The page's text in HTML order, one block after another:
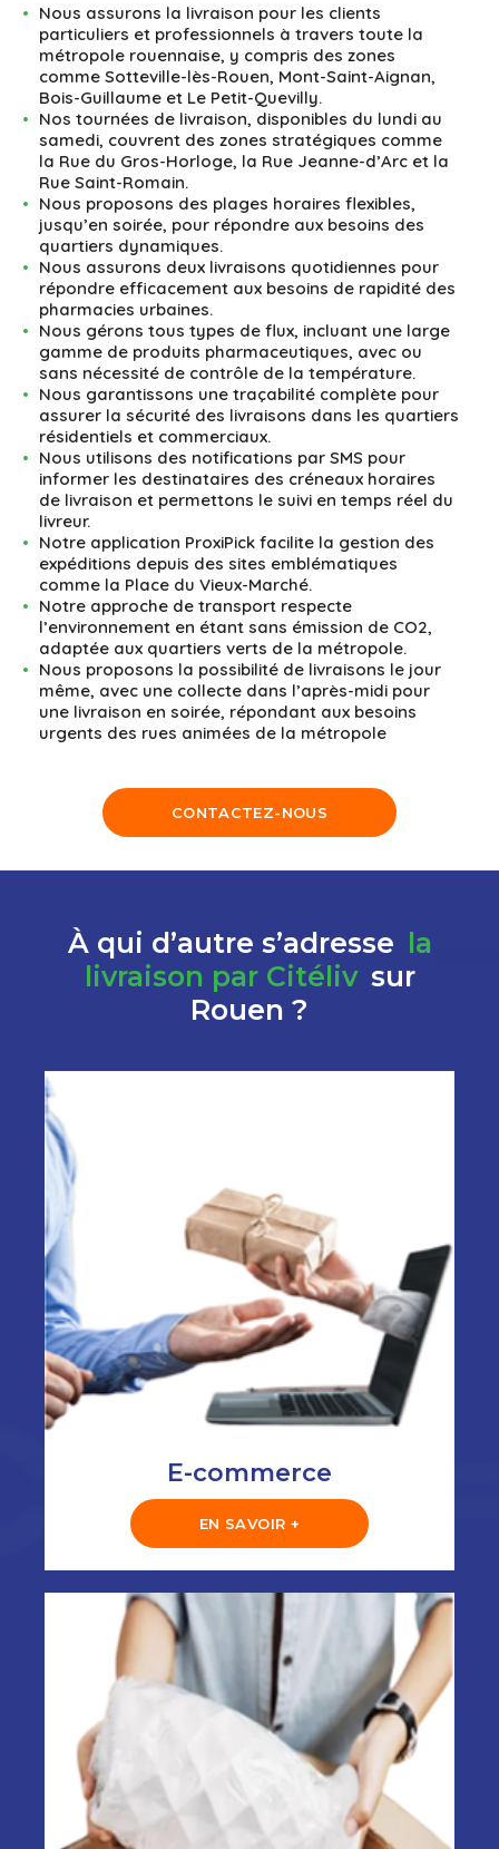
Nous assurons la livraison pour les clients
particuliers et professionnels à travers toute la
métropole rouennaise, y compris des zones
comme Sotteville-lès-Rouen, Mont-Saint-Aignan,
Bois-Guillaume et Le Petit-Quevilly.
Nos tournées de livraison, disponibles du lundi au
samedi, couvrent des zones stratégiques comme
la Rue du Gros-Horloge, la Rue Jeanne-d’Arc et la
Rue Saint-Romain.
Nous proposons des plages horaires flexibles,
jusqu’en soirée, pour répondre aux besoins des
quartiers dynamiques.
Nous assurons deux livraisons quotidiennes pour
répondre efficacement aux besoins de rapidité des
pharmacies urbaines.
Nous gérons tous types de flux, incluant une large
gamme de produits pharmaceutiques, avec ou
sans nécessité de contrôle de la température.
Nous garantissons une traçabilité complète pour
assurer la sécurité des livraisons dans les quartiers
résidentiels et commerciaux.
Nous utilisons des notifications par SMS pour
informer les destinataires des créneaux horaires
de livraison et permettons le suivi en temps réel du
livreur.
Notre application ProxiPick facilite la gestion des
expéditions depuis des sites emblématiques
comme la Place du Vieux-Marché.
Notre approche de transport respecte
l’environnement en étant sans émission de CO2,
adaptée aux quartiers verts de la métropole.
Nous proposons la possibilité de livraisons le jour
même, avec une collecte dans l’après-midi pour
une livraison en soirée, répondant aux besoins
urgents des rues animées de la métropole
CONTACTEZ-NOUS
À qui d’autre s’adresse la
livraison par Citéliv sur
Rouen ?
E-commerce
EN SAVOIR +